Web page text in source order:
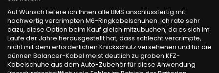
Auf Wunsch liefere ich Ihnen alle BMS anschlussfertig mit
hochwertig vercrimpten M6-Ringkabelschuhen. Ich rate sehr
dazu, diese Option beim Kauf gleich mitzubuchen, da es sich im
Laufe der Jahre herausgestellt hat, dass schlecht vercrimpte,
nicht mit dem erforderlichen Knickschutz versehenen und für die
dünnen Balancer-Kabel meist deutlich zu groben KFZ-
Kabelschuhe aus dem Auto-Zubehör für diese Anwendung